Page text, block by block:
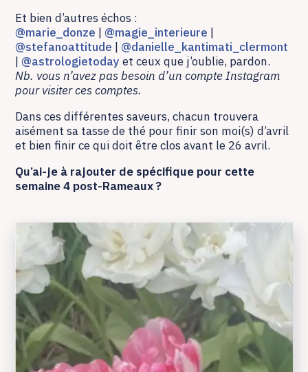
Et bien d’autres échos :
@marie_donze |@magie_interieure |
@stefanoattitude |@danielle_kantimati_clermont
|@astrologietodayet ceux que j’oublie, pardon.
Nb. vous n’avez pas besoin d’un compte Instagram
pour visiter ces comptes.
Dans ces différentes saveurs, chacun trouvera
aisément sa tasse de thé pour finir son moi(s) d’avril
et bien finir ce qui doit être clos avant le 26 avril.
Qu’ai-je à rajouter de spécifique pour cette
semaine 4 post-Rameaux ?